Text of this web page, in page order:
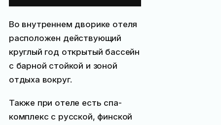
Во внутреннем дворике отеля
расположен действующий
круглый год открытый бассейн
с барной стойкой и зоной
отдыха вокруг.
Также при отеле есть спа-
комплекс с русской, финской